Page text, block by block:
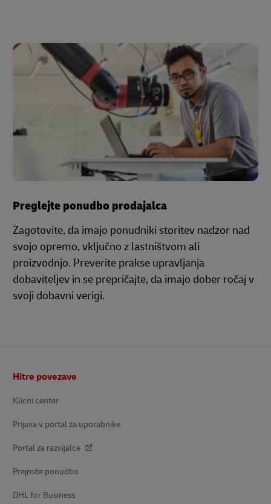
Preglejte ponudbo prodajalca
Zagotovite, da imajo ponudniki storitev nadzor nad
svojo opremo, vključno z lastništvom ali
proizvodnjo. Preverite prakse upravljanja
dobaviteljev in se prepričajte, da imajo dober ročaj v
svoji dobavni verigi.
Hitre povezave
Klicni center
Prijava v portal za uporabnike
Portal za razvijalce
Prejmite ponudbo
DHL for Business